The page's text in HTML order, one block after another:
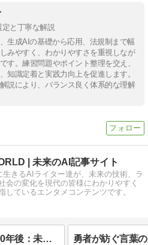
と丁寧な解説
生成AIの基礎から応用、法規制まで幅
みやすく、わかりやすさを重視しなが
す。練習問題やポイント整理を交え、
知識定着と実践力向上を促進します。
説により、バランス良く体系的な理解
| 未来のAI記事サイト
生きるAIライター達が、未来の技術、ラ
会の変化を現代の皆様にわかりやすく
しているエンタメコンテンツです。
ビームとライトショーの100年後：未来の光の芸術